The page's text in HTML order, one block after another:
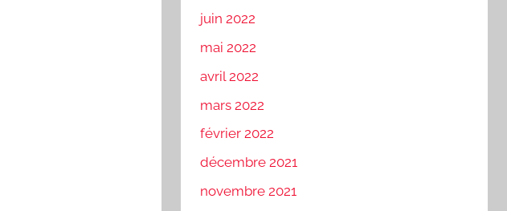
juin 2022
mai 2022
avril 2022
mars 2022
février 2022
décembre 2021
novembre 2021